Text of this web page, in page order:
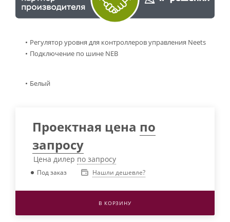
Регулятор уровня для контроллеров управления Neets
Подключение по шине NEB
Белый
Проектная цена по
запросу
Цена дилер по запросу
Под заказ Нашли дешевле?
В КОРЗИНУ